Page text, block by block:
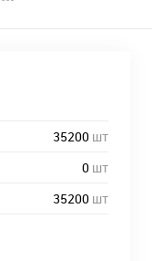
35200 шт
0 шт
35200 шт